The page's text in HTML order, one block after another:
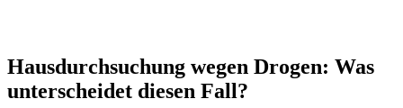
Hausdurchsuchung wegen Drogen: Was
unterscheidet diesen Fall?